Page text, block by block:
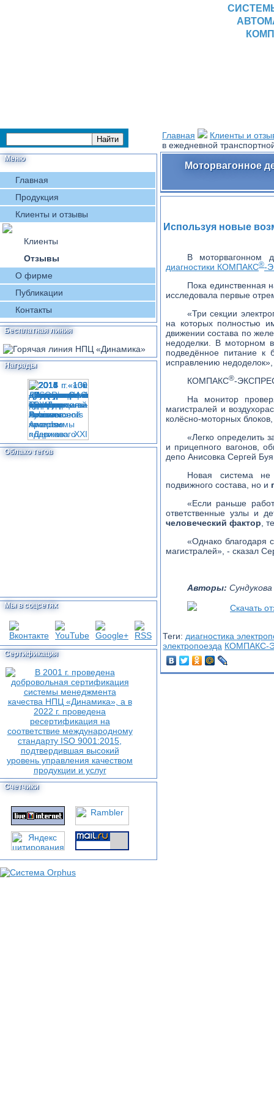
Меню
Главная
Продукция
Клиенты и отзывы
Клиенты
Отзывы
О фирме
Публикации
Контакты
Бесплатная линия
Награды
Облако тегов
Мы в соцсетях
Сертификация
Счетчики
Главная
Клиенты и
в ежедневной
Моторвагонное
Используя новые
В моторвагонном
диагностики КОМПАКС®-
Пока единственная
исследовала первые
«Три секции
на которых полностью
движении состава по
недоделки. В моторном
подведённое питание к
исправлению недоделок»,
КОМПАКС®-
На монитор
магистралей и
колёсно-моторных
«Легко определить
и прицепного вагонов,
депо Анисовка Сергей
Новая система не
подвижного состава, но и
«Если раньше
ответственные узлы и
человеческий фактор ,
«Однако благодаря
магистралей», - сказал
Авторы:
Скачать
Теги: диагностика
электропоезда КОМПАКС-